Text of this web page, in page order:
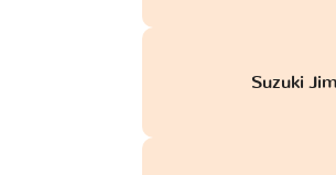
Suzuki